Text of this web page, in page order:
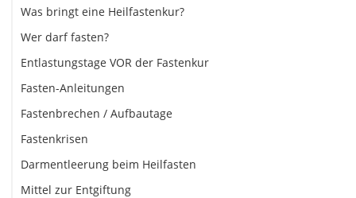
Was bringt eine Heilfastenkur?
Wer darf fasten?
Entlastungstage VOR der Fastenkur
Fasten-Anleitungen
Fastenbrechen / Aufbautage
Fastenkrisen
Darmentleerung beim Heilfasten
Mittel zur Entgiftung